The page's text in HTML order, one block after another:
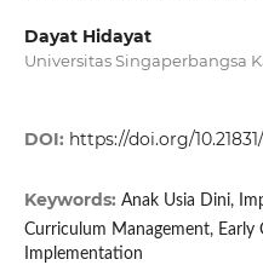
Dayat Hidayat
Universitas Singaperbangsa
DOI: https://doi.org/
Keywords: Anak Usia Dini,
Curriculum Management, Early
Implementation